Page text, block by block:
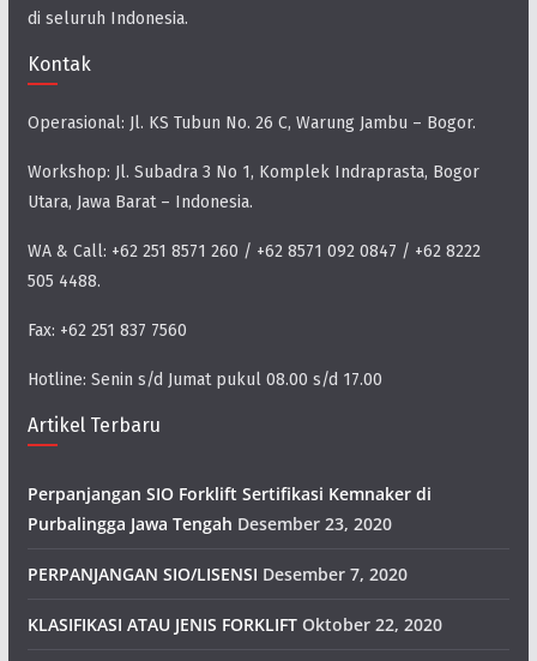
di seluruh Indonesia.
Kontak
Operasional: Jl. KS Tubun No. 26 C, Warung Jambu – Bogor.
Workshop: Jl. Subadra 3 No 1, Komplek Indraprasta, Bogor
Utara, Jawa Barat – Indonesia.
WA & Call: +62 251 8571 260 / +62 8571 092 0847 / +62 8222
505 4488.
Fax: +62 251 837 7560
Hotline: Senin s/d Jumat pukul 08.00 s/d 17.00
Artikel Terbaru
Perpanjangan SIO Forklift Sertifikasi Kemnaker di
Purbalingga Jawa Tengah Desember 23, 2020
PERPANJANGAN SIO/LISENSI Desember 7, 2020
KLASIFIKASI ATAU JENIS FORKLIFT Oktober 22, 2020